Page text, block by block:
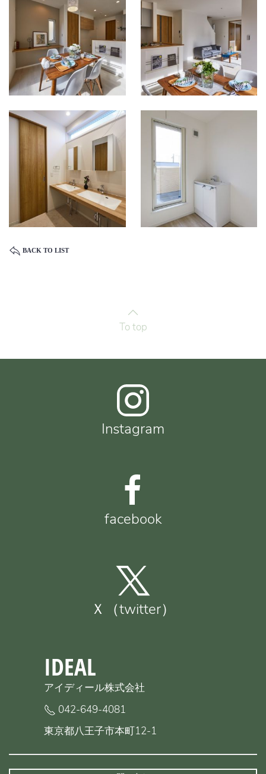
BACK TO LIST
To top
Instagram
facebook
Ｘ（twitter）
IDEAL
アイディール株式会社
042-649-4081
東京都八王子市本町12-1